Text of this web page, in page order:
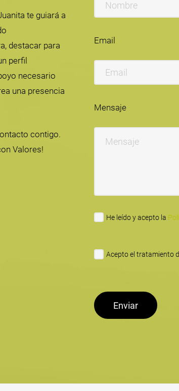
te guiará a
destacar para
perfil
necesario
una presencia
contigo.
Valores!
Email
Mensaje
He leído y acepto la
Acepto el tratamiento